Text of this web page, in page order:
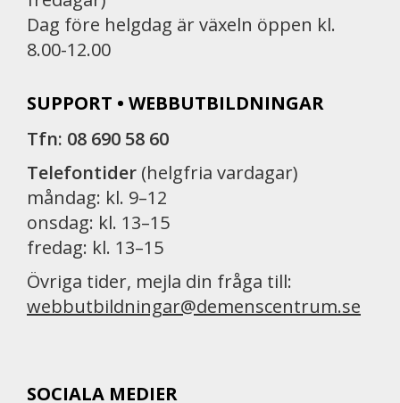
Dag före helgdag är växeln öppen kl.
8.00-12.00
SUPPORT • WEBBUTBILDNINGAR
Tfn: 08 690 58 60
Telefontider (helgfria vardagar)
måndag: kl. 9–12
onsdag: kl. 13–15
fredag: kl. 13–15
Övriga tider, mejla din fråga till:
webbutbildningar@demenscentrum.se
SOCIALA MEDIER